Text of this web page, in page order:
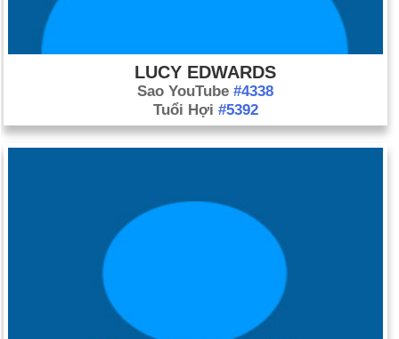
LUCY EDWARDS
Sao YouTube #4338
Tuổi Hợi #5392